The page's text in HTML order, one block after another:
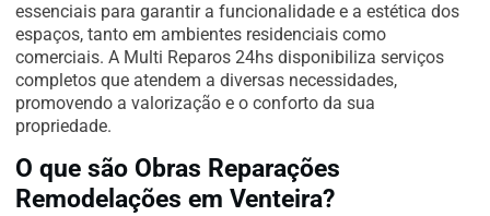
essenciais para garantir a funcionalidade e a estética dos
espaços, tanto em ambientes residenciais como
comerciais. A Multi Reparos 24hs disponibiliza serviços
completos que atendem a diversas necessidades,
promovendo a valorização e o conforto da sua
propriedade.
O que são Obras Reparações
Remodelações em Venteira?